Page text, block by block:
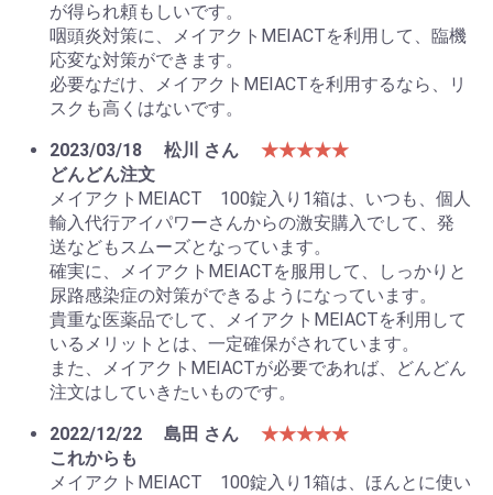
が得られ頼もしいです。
咽頭炎対策に、メイアクトMEIACTを利用して、臨機
応変な対策ができます。
必要なだけ、メイアクトMEIACTを利用するなら、リ
スクも高くはないです。
2023/03/18
松川 さん
★★★★★
どんどん注文
メイアクトMEIACT 100錠入り1箱は、いつも、個人
輸入代行アイパワーさんからの激安購入でして、発
送などもスムーズとなっています。
確実に、メイアクトMEIACTを服用して、しっかりと
尿路感染症の対策ができるようになっています。
貴重な医薬品でして、メイアクトMEIACTを利用して
いるメリットとは、一定確保がされています。
また、メイアクトMEIACTが必要であれば、どんどん
注文はしていきたいものです。
2022/12/22
島田 さん
★★★★★
これからも
メイアクトMEIACT 100錠入り1箱は、ほんとに使い